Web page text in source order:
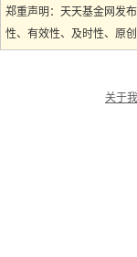
郑重声明：天天基金网发
性、有效性、及时性、原
关于我